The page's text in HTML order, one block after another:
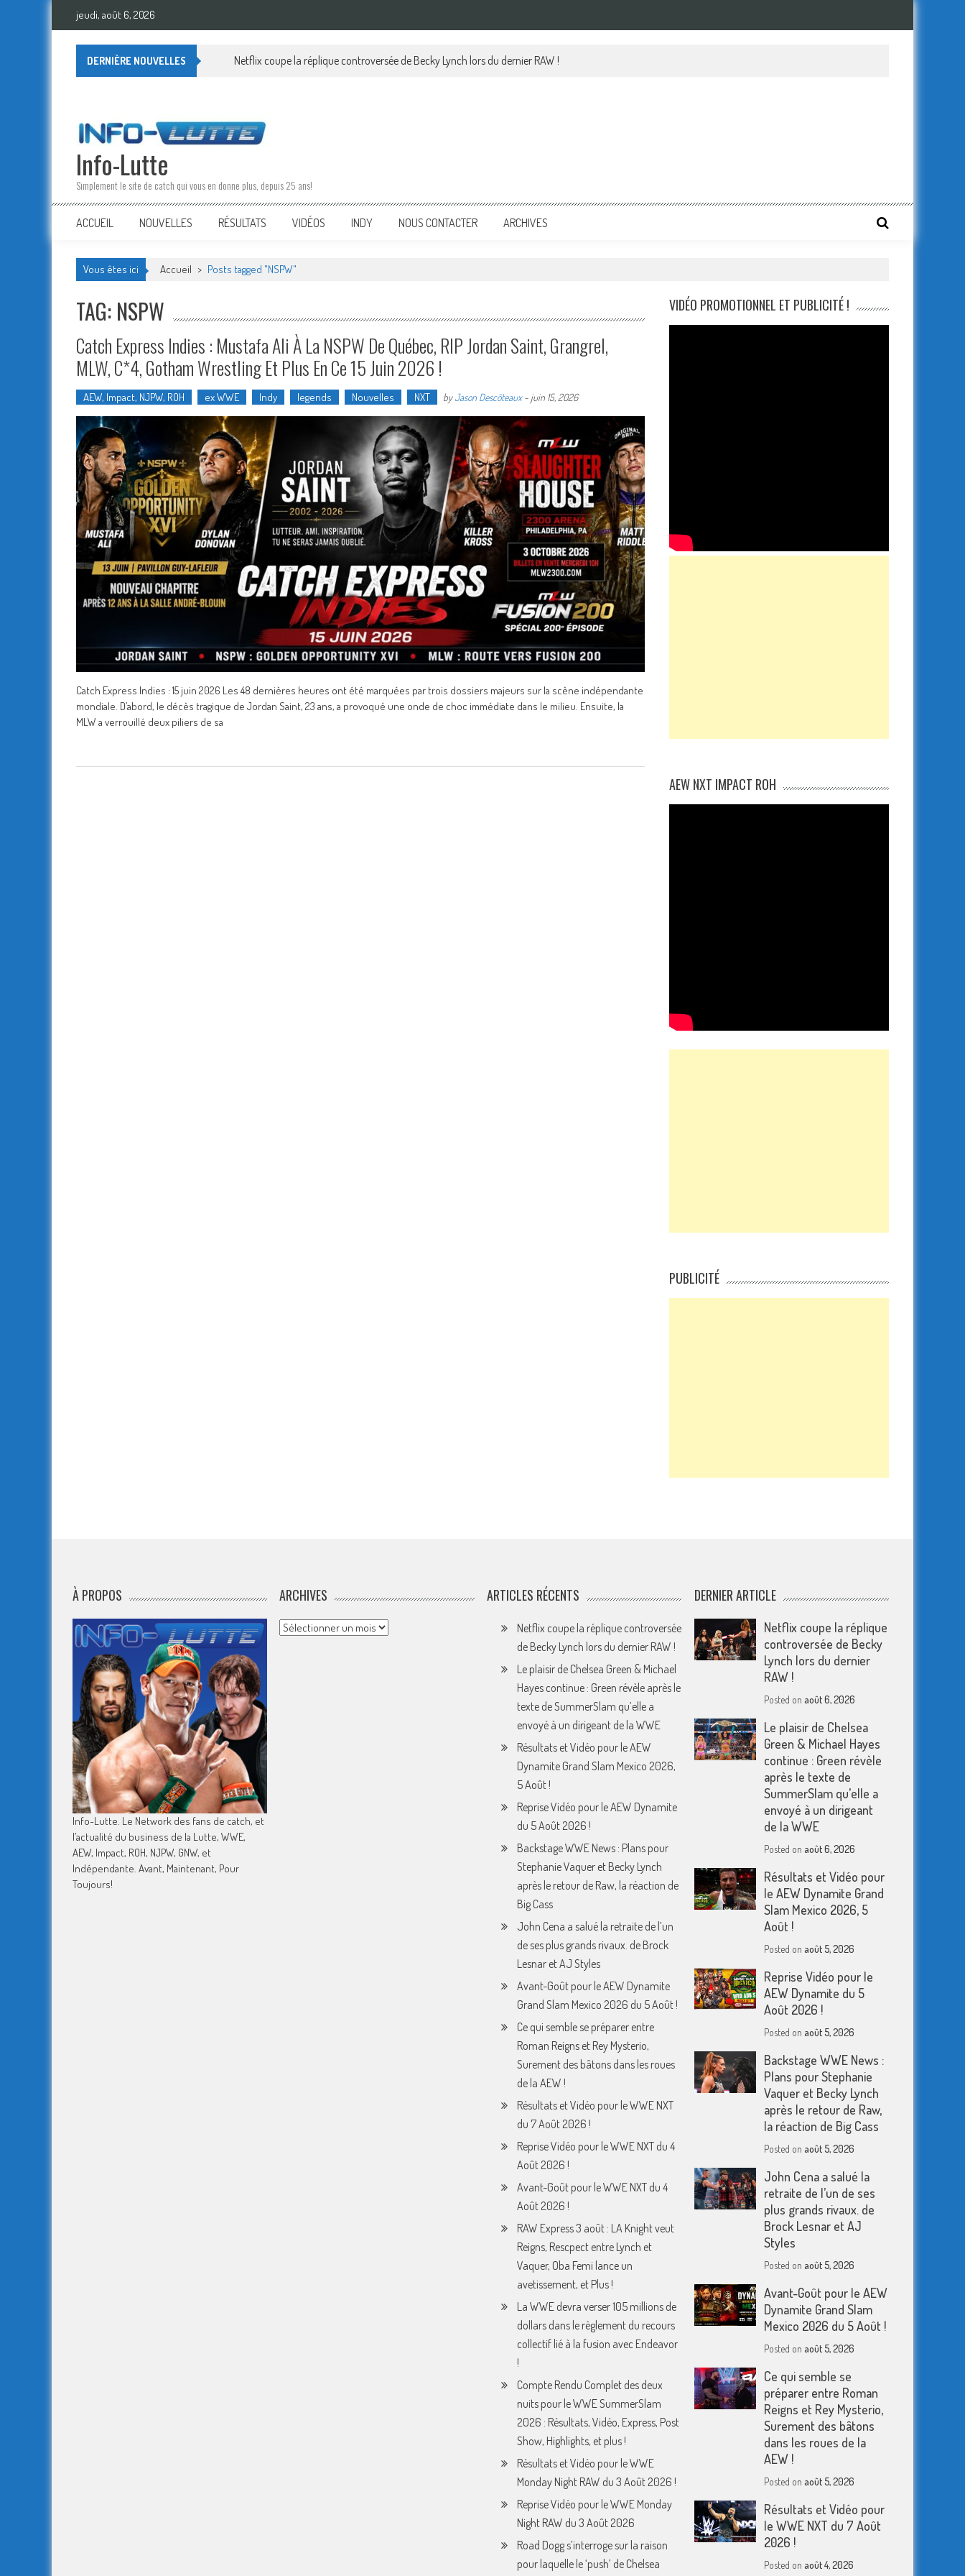
Skip
jeudi, août 6, 2026
DERNIÈRE NOUVELLES Netflix coupe la réplique controversée de Becky Lynch lors du dernier RAW !
Info-Lutte
Simplement le site de catch qui vous en donne plus, depuis 25 ans!
ACCUEIL NOUVELLES RÉSULTATS VIDÉOS INDY NOUS CONTACTER ARCHIVES
Vous êtes ici Accueil > Posts tagged "NSPW"
TAG: NSPW
Catch Express Indies : Mustafa Ali À La NSPW De Québec, RIP Jordan Saint, Grangrel,
MLW, C*4, Gotham Wrestling Et Plus En Ce 15 Juin 2026 !
AEW, Impact, NJPW, ROH ex WWE Indy legends Nouvelles NXT byJason Descôteaux- juin 15, 2026
Catch Express Indies : 15 juin 2026 Les 48 dernières heures ont été marquées par trois dossiers majeurs sur la scène indépendante
mondiale. D’abord, le décès tragique de Jordan Saint, 23 ans, a provoqué une onde de choc immédiate dans le milieu. Ensuite, la
MLW a verrouillé deux piliers de sa
VIDÉO PROMOTIONNEL ET PUBLICITÉ !
AEW NXT IMPACT ROH
PUBLICITÉ
À PROPOS
Info-Lutte. Le Network des fans de catch, et
l’actualité du business de la Lutte, WWE,
AEW, Impact, ROH, NJPW, GNW, et
Indépendante. Avant, Maintenant, Pour
Toujours!
ARCHIVES
Archives
ARTICLES RÉCENTS
Netflix coupe la réplique controversée
de Becky Lynch lors du dernier RAW !
Le plaisir de Chelsea Green & Michael
Hayes continue : Green révèle après le
texte de SummerSlam qu’elle a
envoyé à un dirigeant de la WWE
Résultats et Vidéo pour le AEW
Dynamite Grand Slam Mexico 2026,
5 Août !
Reprise Vidéo pour le AEW Dynamite
du 5 Août 2026 !
Backstage WWE News : Plans pour
Stephanie Vaquer et Becky Lynch
après le retour de Raw, la réaction de
Big Cass
John Cena a salué la retraite de l’un
de ses plus grands rivaux. de Brock
Lesnar et AJ Styles
Avant-Goût pour le AEW Dynamite
Grand Slam Mexico 2026 du 5 Août !
Ce qui semble se préparer entre
Roman Reigns et Rey Mysterio,
Surement des bâtons dans les roues
de la AEW !
Résultats et Vidéo pour le WWE NXT
du 7 Août 2026 !
Reprise Vidéo pour le WWE NXT du 4
Août 2026 !
Avant-Goût pour le WWE NXT du 4
Août 2026 !
RAW Express 3 août : LA Knight veut
Reigns, Rescpect entre Lynch et
Vaquer, Oba Femi lance un
avetissement, et Plus !
La WWE devra verser 105 millions de
dollars dans le règlement du recours
collectif lié à la fusion avec Endeavor
!
Compte Rendu Complet des deux
nuits pour le WWE SummerSlam
2026 : Résultats, Vidéo, Express, Post
Show, Highlights, et plus !
Résultats et Vidéo pour le WWE
Monday Night RAW du 3 Août 2026 !
Reprise Vidéo pour le WWE Monday
Night RAW du 3 Août 2026
Road Dogg s’interroge sur la raison
pour laquelle le ‘push’ de Chelsea
DERNIER ARTICLE
Netflix coupe la réplique
controversée de Becky
Lynch lors du dernier
RAW !
Posted on août 6, 2026
Le plaisir de Chelsea
Green & Michael Hayes
continue : Green révèle
après le texte de
SummerSlam qu’elle a
envoyé à un dirigeant
de la WWE
Posted on août 6, 2026
Résultats et Vidéo pour
le AEW Dynamite Grand
Slam Mexico 2026, 5
Août !
Posted on août 5, 2026
Reprise Vidéo pour le
AEW Dynamite du 5
Août 2026 !
Posted on août 5, 2026
Backstage WWE News :
Plans pour Stephanie
Vaquer et Becky Lynch
après le retour de Raw,
la réaction de Big Cass
Posted on août 5, 2026
John Cena a salué la
retraite de l’un de ses
plus grands rivaux. de
Brock Lesnar et AJ
Styles
Posted on août 5, 2026
Avant-Goût pour le AEW
Dynamite Grand Slam
Mexico 2026 du 5 Août !
Posted on août 5, 2026
Ce qui semble se
préparer entre Roman
Reigns et Rey Mysterio,
Surement des bâtons
dans les roues de la
AEW !
Posted on août 5, 2026
Résultats et Vidéo pour
le WWE NXT du 7 Août
2026 !
Posted on août 4, 2026